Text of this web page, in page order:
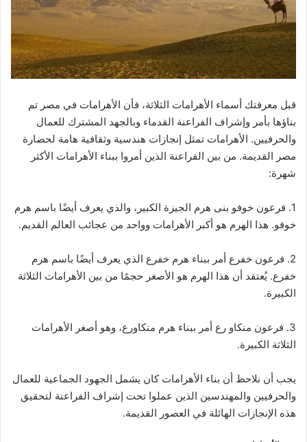
قبل معرفتك أسماء الأهرامات الثلاثة، فأن الأهرامات في مصر تم
بناؤها بأمر وإشراف الفراعنة القدماء وبالجهد المشترك للعمال
والحرفيين. الأهرامات تمثل إنجازات هندسية وثقافية هامة لحضارة
مصر القديمة. من بين الفراعنة الذين أمروا ببناء الأهرامات الأكثر
شهرة:
1. فرعون خوفو بنى هرم الجيزة الكبير، والذي يعرف أيضًا باسم هرم
خوفو. هذا الهرم هو أكبر الأهرامات وواحد من عجائب العالم القديم.
2. فرعون خفرع أمر ببناء هرم خفرع الذي يعرف أيضًا باسم هرم
خفرع. يُعتقد أن هذا الهرم هو الأصغر حجمًا من بين الأهرامات الثلاثة
الكبيرة.
3. فرعون منكاو رع أمر ببناء هرم منكاورع، وهو أصغر الأهرامات
الثلاثة الكبيرة.
يجب أن نلاحظ أن بناء الأهرامات كان يشمل الجهود الجماعية للعمال
والحرفيين والمهندسين الذين عملوا تحت إشراف الفراعنة لتحقيق
هذه الإنجازات الهائلة في العصور القديمة.